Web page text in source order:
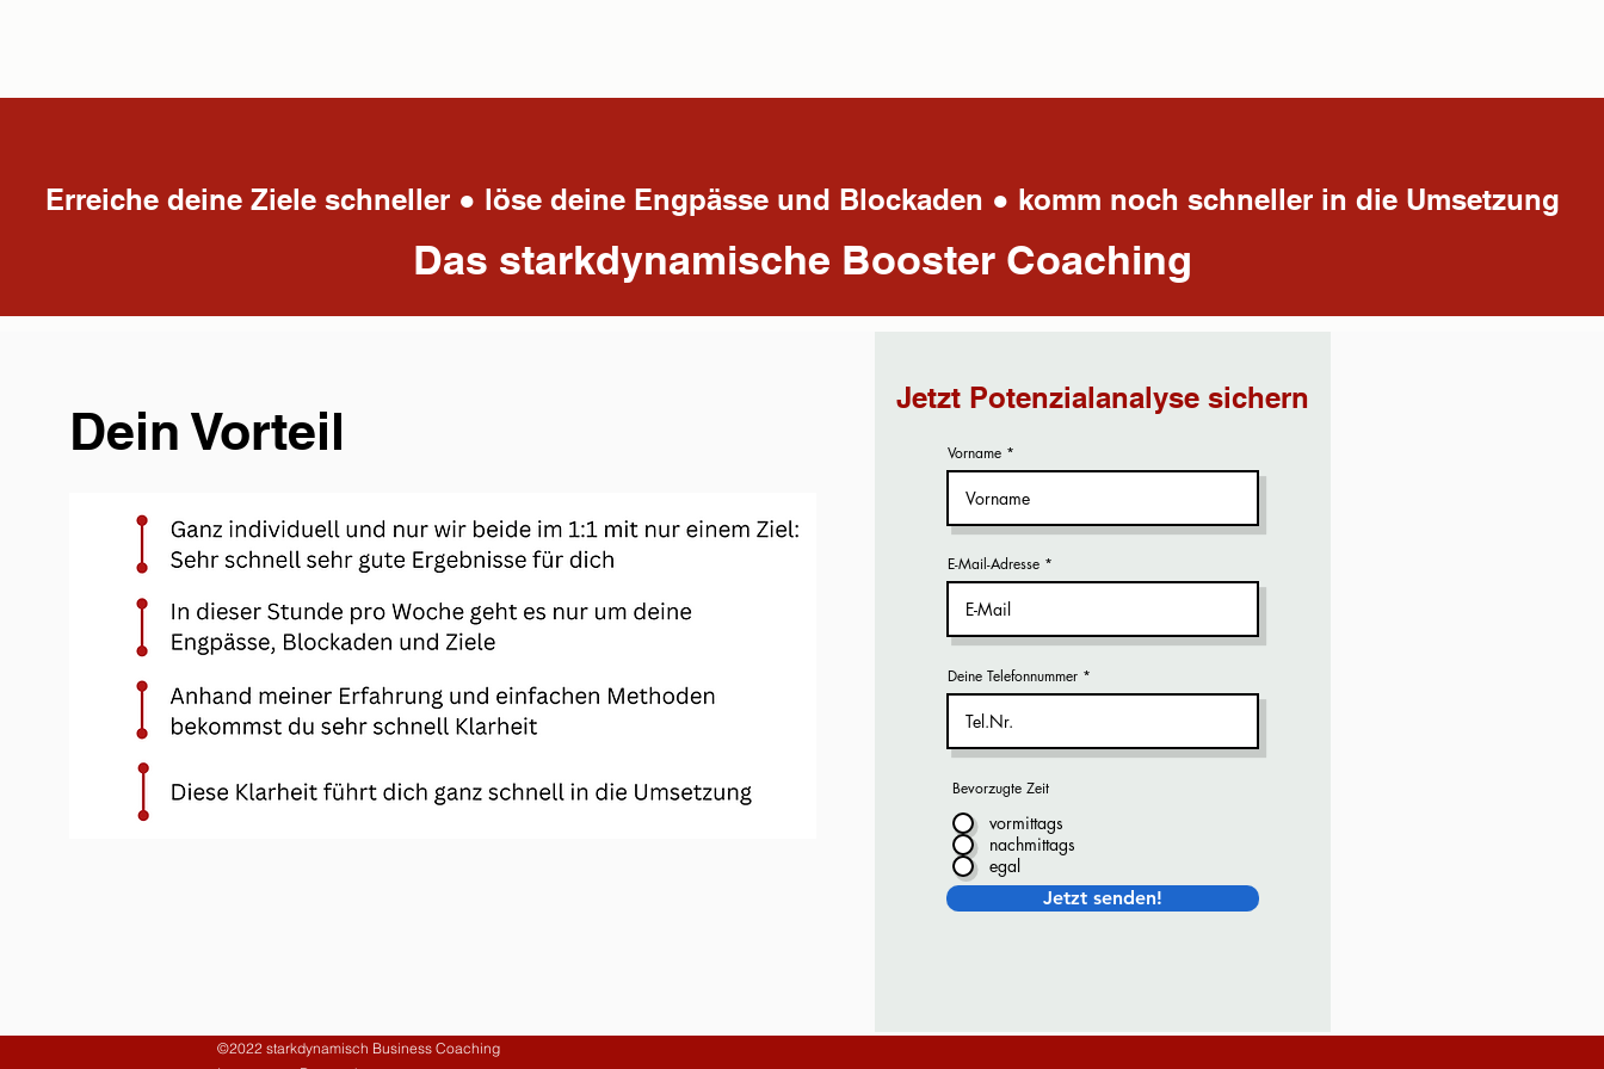
Erreiche deine Ziele schneller ● löse deine Engpässe und Blockaden ● komm noch schneller in die Umsetzung
Das starkdynamische Booster Coaching
Dein Vorteil
Jetzt Potenzialanalyse sichern
Vorname
E-Mail-Adresse
Deine Telefonnummer
Bevorzugte Zeit
vormittags
nachmittags
egal
Jetzt senden!
©2022 starkdynamisch Business Coaching